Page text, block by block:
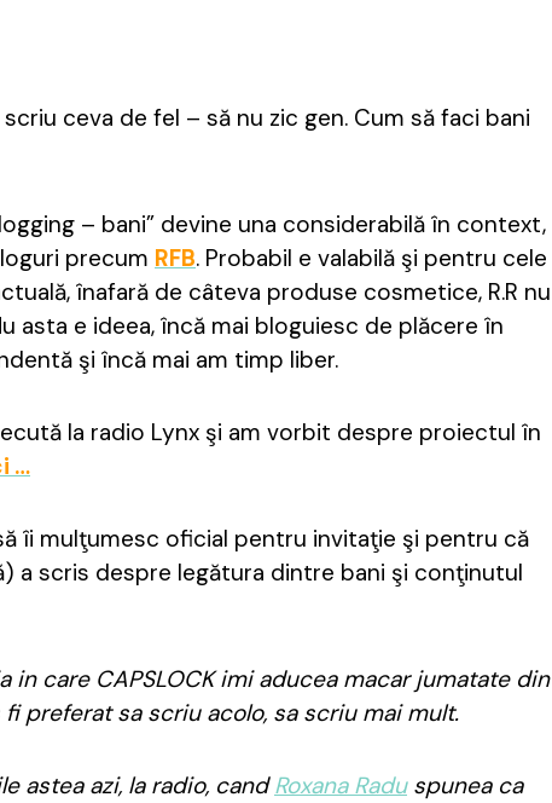
ceva de fel – să nu zic gen. Cum să faci bani
– bani” devine una considerabilă în context,
precum RFB. Probabil e valabilă şi pentru cele
înafară de câteva produse cosmetice, R.R nu
asta e ideea, încă mai bloguiesc de plăcere în
şi încă mai am timp liber.
la radio Lynx şi am vorbit despre proiectul în
…
îi mulţumesc oficial pentru invitaţie şi pentru că
a scris despre legătura dintre bani şi conţinutul
in care CAPSLOCK imi aducea macar jumatate din
preferat sa scriu acolo, sa scriu mai mult.
astea azi, la radio, candRoxana Raduspunea ca